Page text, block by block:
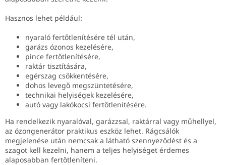
Hasznos lehet például:
nyaraló fertőtlenítésére tél után,
garázs ózonos kezelésére,
pince fertőtlenítésére,
raktár tisztítására,
egérszag csökkentésére,
dohos levegő megszüntetésére,
technikai helyiségek kezelésére,
autó vagy lakókocsi fertőtlenítésére.
Ha rendelkezik nyaralóval, garázzsal, raktárral vagy műhellyel,
az ózongenerátor praktikus eszköz lehet. Rágcsálók
megjelenése után nemcsak a látható szennyeződést és a
szagot kell kezelni, hanem a teljes helyiséget érdemes
alaposabban fertőtleníteni.